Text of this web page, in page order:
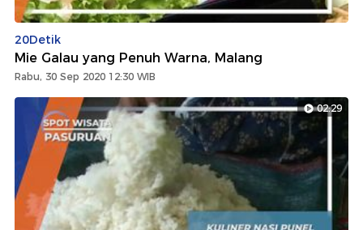
20Detik
Mie Galau yang Penuh Warna, Malang
Rabu, 30 Sep 2020 12:30 WIB
02:29